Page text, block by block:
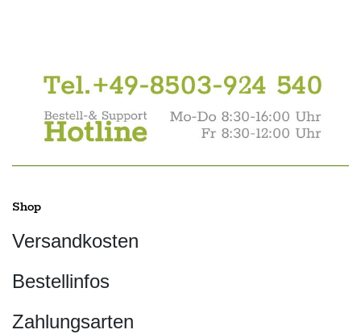
Shop
Versandkosten
Bestellinfos
Zahlungsarten